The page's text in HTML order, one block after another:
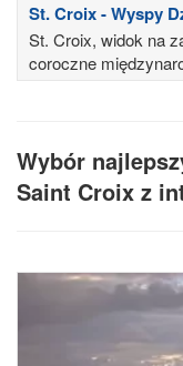
St. Croix - Wyspy
St. Croix, widok na
coroczne
Wybór
Saint Croix z